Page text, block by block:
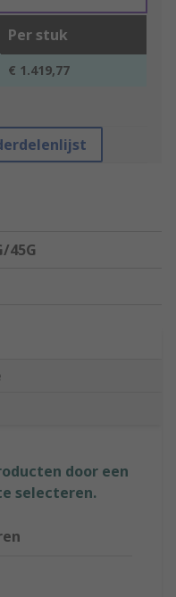
Per stuk
€ 1.419,77
45G
door een
selecteren.